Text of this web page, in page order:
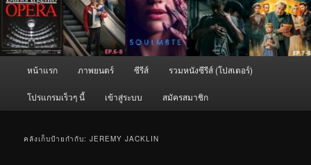
หน้าแรก ภาพยนตร์ ซีรีส์ รวมหนังซีรีส์ (โปสเตอร์)
โปรแกรมเร็วๆ นี้ เข้าสู่ระบบ สมัครสมาชิก
คลังเก็บป้ายกำกับ:JEREMY JACKLIN